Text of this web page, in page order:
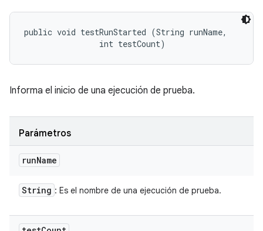
public void testRunStarted (String runName,
                int testCount)
Informa el inicio de una ejecución de prueba.
Parámetros
runName
String : Es el nombre de una ejecución de prueba.